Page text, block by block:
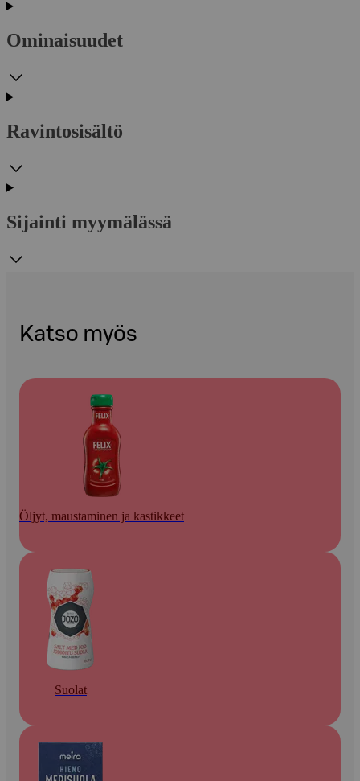
Ominaisuudet
Ravintosisältö
Sijainti myymälässä
Katso myös
Öljyt, maustaminen ja kastikkeet
Suolat